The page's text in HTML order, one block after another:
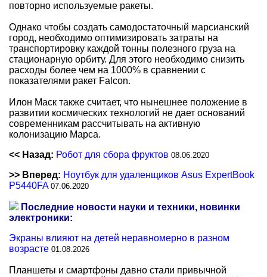
повторно используемые ракеты.
Однако чтобы создать самодостаточный марсианский
город, необходимо оптимизировать затраты на
транспортировку каждой тонны полезного груза на
стационарную орбиту. Для этого необходимо снизить
расходы более чем на 1000% в сравнении с
показателями ракет Falcon.
Илон Маск также считает, что нынешнее положение в
развитии космических технологий не дает оснований
современникам рассчитывать на активную
колонизацию Марса.
<< Назад: Робот для сбора фруктов 08.06.2020
>> Вперед: Ноутбук для удаленщиков Asus ExpertBook
P5440FA 07.06.2020
Последние новости науки и техники, новинки
электроники:
Экраны влияют на детей неравномерно в разном
возрасте 01.08.2026
Планшеты и смартфоны давно стали привычной